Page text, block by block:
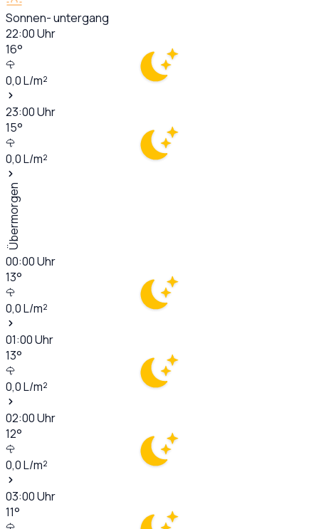
Sonnen- untergang
22:00Uhr
16°
0,0L/m²
23:00Uhr
15°
0,0L/m²
Übermorgen
00:00Uhr
13°
0,0L/m²
01:00Uhr
13°
0,0L/m²
02:00Uhr
12°
0,0L/m²
03:00Uhr
11°